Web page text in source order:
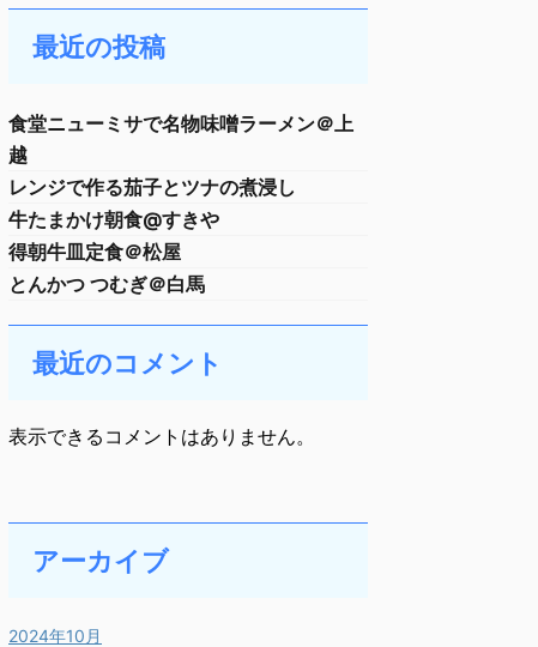
最近の投稿
食堂ニューミサで名物味噌ラーメン＠上
越
レンジで作る茄子とツナの煮浸し
牛たまかけ朝食@すきや
得朝牛皿定食＠松屋
とんかつ つむぎ＠白馬
最近のコメント
表示できるコメントはありません。
アーカイブ
2024年10月